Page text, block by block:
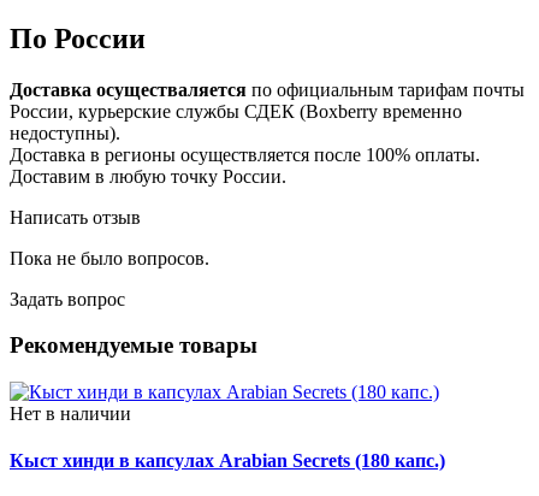
По России
Доставка осуществаляется по официальным тарифам почты
России, курьерские службы СДЕК (Boxberry временно
недоступны).
Доставка в регионы осуществляется после 100% оплаты.
Доставим в любую точку России.
Написать отзыв
Пока не было вопросов.
Задать вопрос
Рекомендуемые товары
Нет в наличии
Кыст хинди в капсулах Arabian Secrets (180 капс.)